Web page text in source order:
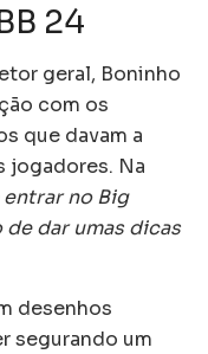
24
geral, Boninho
com os
que davam a
jogadores. Na
entrar no Big
dar umas dicas
desenhos
segurando um